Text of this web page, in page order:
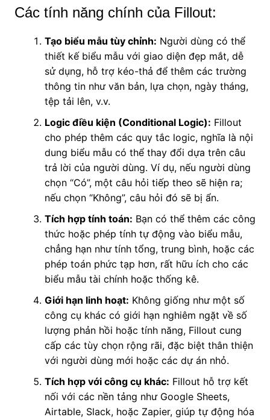
Các tính năng chính của Fillout:
Tạo biểu mẫu tùy chỉnh: Người dùng có thể
thiết kế biểu mẫu với giao diện đẹp mắt, dễ
sử dụng, hỗ trợ kéo-thả để thêm các trường
thông tin như văn bản, lựa chọn, ngày tháng,
tệp tải lên, v.v.
Logic điều kiện (Conditional Logic): Fillout
cho phép thêm các quy tắc logic, nghĩa là nội
dung biểu mẫu có thể thay đổi dựa trên câu
trả lời của người dùng. Ví dụ, nếu người dùng
chọn “Có”, một câu hỏi tiếp theo sẽ hiện ra;
nếu chọn “Không”, câu hỏi đó sẽ bị ẩn.
Tích hợp tính toán: Bạn có thể thêm các công
thức hoặc phép tính tự động vào biểu mẫu,
chẳng hạn như tính tổng, trung bình, hoặc các
phép toán phức tạp hơn, rất hữu ích cho các
biểu mẫu tài chính hoặc thống kê.
Giới hạn linh hoạt: Không giống như một số
công cụ khác có giới hạn nghiêm ngặt về số
lượng phản hồi hoặc tính năng, Fillout cung
cấp các tùy chọn rộng rãi, đặc biệt thân thiện
với người dùng mới hoặc các dự án nhỏ.
Tích hợp với công cụ khác: Fillout hỗ trợ kết
nối với các nền tảng như Google Sheets,
Airtable, Slack, hoặc Zapier, giúp tự động hóa